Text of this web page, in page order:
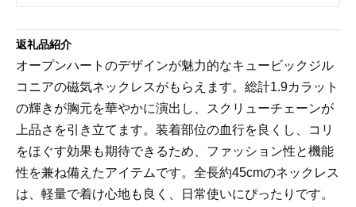
返礼品紹介
オープンハートのデザインが魅力的なキュービックジル
コニアの磁気ネックレスがもらえます。総計1.9カラット
の輝きが胸元を華やかに演出し、スクリューチェーンが
上品さを引き立てます。装着部位の血行を良くし、コリ
をほぐす効果も期待できるため、ファッション性と機能
性を兼ね備えたアイテムです。全長約45cmのネックレス
は、軽量で着け心地も良く、日常使いにぴったりです。